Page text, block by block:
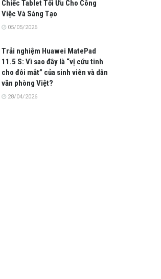
Chiếc Tablet Tối Ưu Cho Công
Việc Và Sáng Tạo
05/05/2026
Trải nghiệm Huawei MatePad
11.5 S: Vì sao đây là “vị cứu tinh
cho đôi mắt” của sinh viên và dân
văn phòng Việt?
28/04/2026